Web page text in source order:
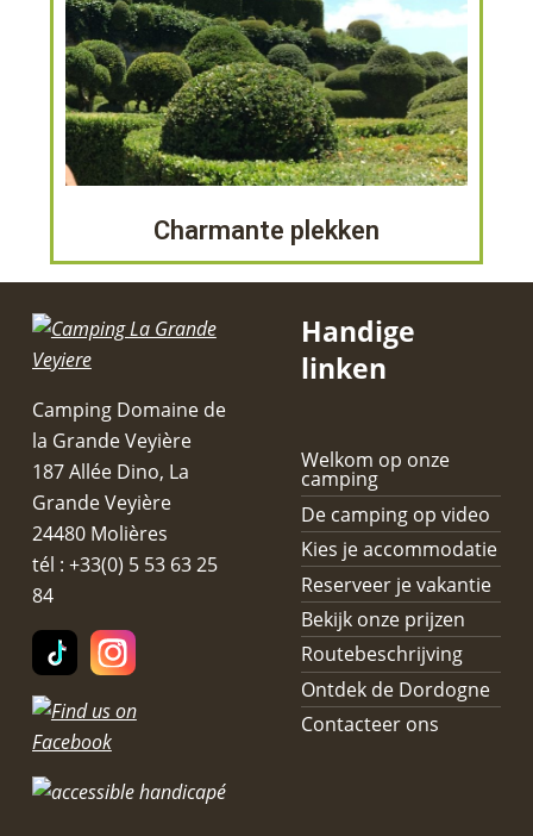
Charmante plekken
Camping Domaine de
la Grande Veyière
187 Allée Dino, La
Grande Veyière
24480 Molières
tél : +33(0) 5 53 63 25
84
Handige
linken
Welkom op onze
camping
De camping op video
Kies je accommodatie
Reserveer je vakantie
Bekijk onze prijzen
Routebeschrijving
Ontdek de Dordogne
Contacteer ons